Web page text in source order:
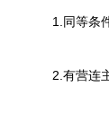
1.同等条件
2.有营连主